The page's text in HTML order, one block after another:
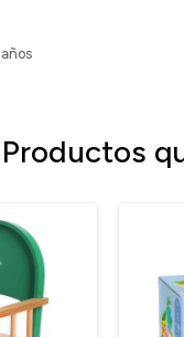
Productos